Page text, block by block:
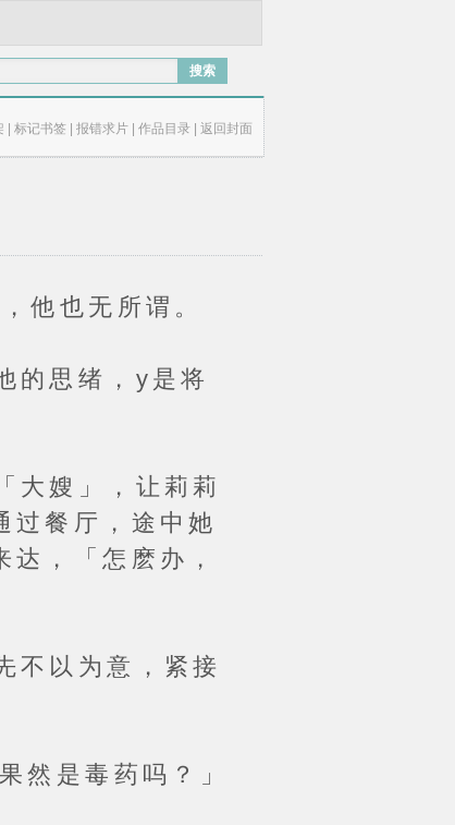
搜索
标记书签 报错求片 作品目录 返回封面
也无所谓。
思绪，y是将
嫂」，让莉莉
过餐厅，途中她
，「怎麽办，
以为意，紧接
是毒药吗？」